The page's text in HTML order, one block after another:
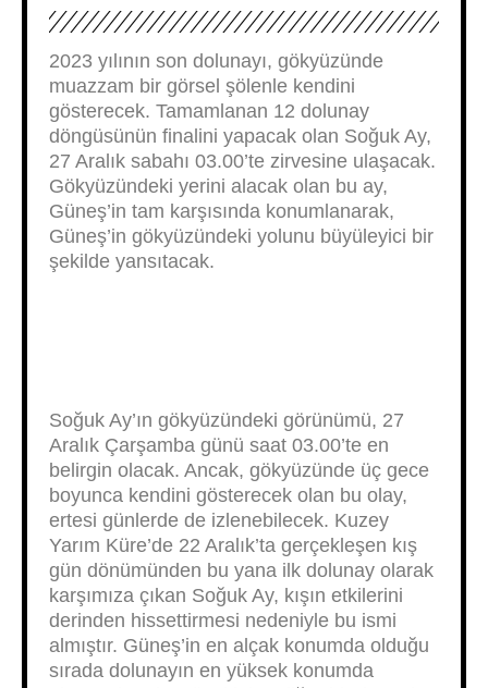
2023 yılının son dolunayı, gökyüzünde
muazzam bir görsel şölenle kendini
gösterecek. Tamamlanan 12 dolunay
döngüsünün finalini yapacak olan Soğuk Ay,
27 Aralık sabahı 03.00’te zirvesine ulaşacak.
Gökyüzündeki yerini alacak olan bu ay,
Güneş’in tam karşısında konumlanarak,
Güneş’in gökyüzündeki yolunu büyüleyici bir
şekilde yansıtacak.
Soğuk Ay’ın gökyüzündeki görünümü, 27
Aralık Çarşamba günü saat 03.00’te en
belirgin olacak. Ancak, gökyüzünde üç gece
boyunca kendini gösterecek olan bu olay,
ertesi günlerde de izlenebilecek. Kuzey
Yarım Küre’de 22 Aralık’ta gerçekleşen kış
gün dönümünden bu yana ilk dolunay olarak
karşımıza çıkan Soğuk Ay, kışın etkilerini
derinden hissettirmesi nedeniyle bu ismi
almıştır. Güneş’in en alçak konumda olduğu
sırada dolunayın en yüksek konumda